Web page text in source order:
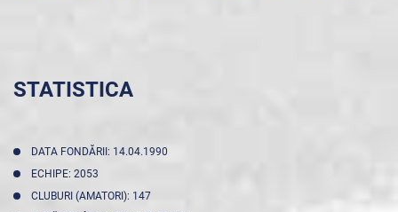
STATISTICA
DATA FONDĂRII: 14.04.1990
ECHIPE: 2053
CLUBURI (AMATORI): 147